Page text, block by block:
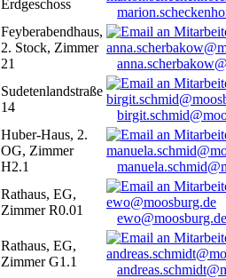
Erdgeschoss
Feyberabendhaus,
2. Stock, Zimmer
21
Sudetenlandstraße
14
Huber-Haus, 2.
OG, Zimmer
H2.1
Rathaus, EG,
Zimmer R0.01
ewo@moosburg.de
Rathaus, EG,
Zimmer G1.1